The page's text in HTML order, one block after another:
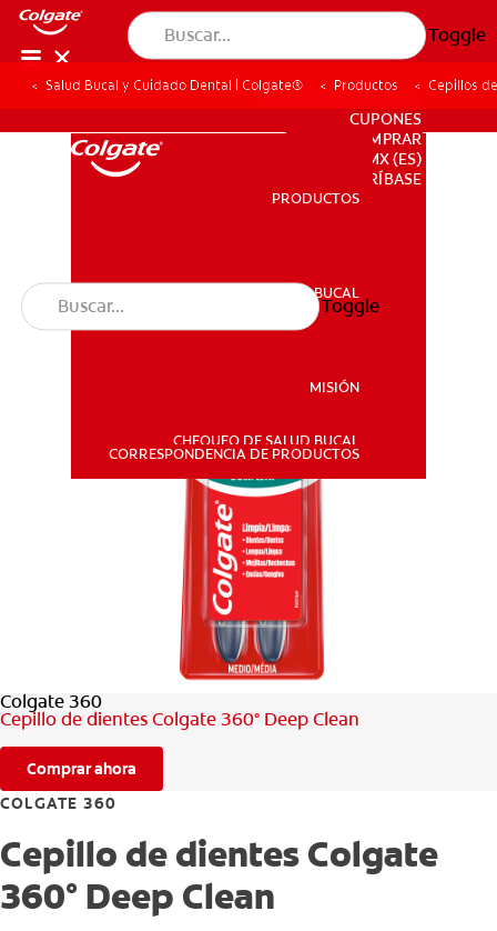
Toggle
PRODUCTOS
SALUD BUCAL
CHEQUEO DE SALUD BUCAL
CORRESPONDENCIA DE PRODUCTOS
PARA PROFESIONALES
SUSCRÍBASE
PARA PROFESIONALES
CUPONES
DONDE COMPRAR
MX (ES)
SUSCRÍBASE
PRODUCTOS
SALUD BUCAL
MISIÓN
CHEQUEO DE SALUD BUCAL
CORRESPONDENCIA DE PRODUCTOS
Toggle
Salud Bucal y Cuidado Dental | Colgate® Productos Cepillos
Colgate 360
Cepillo de dientes Colgate 360° Deep Clean
Comprar ahora
COLGATE 360
Cepillo de dientes Colgate
360° Deep Clean